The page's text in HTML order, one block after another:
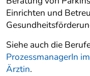
Einrichten und
Siehe auch die
ProzessmanagerIn
Ärztin.